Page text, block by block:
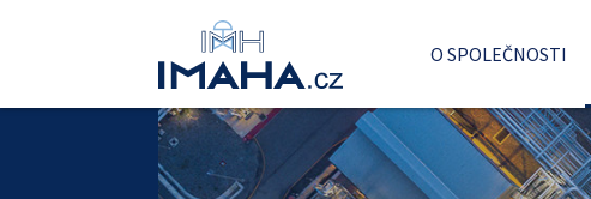
O SPOLEČNOSTI